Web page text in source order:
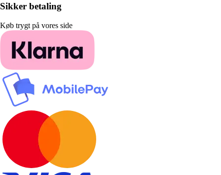
Sikker betaling
Køb trygt på vores side